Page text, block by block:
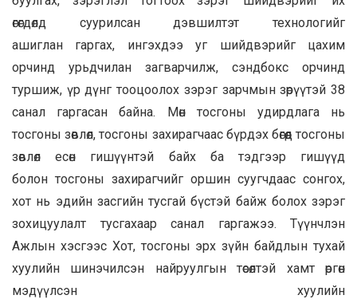
өгөгдөлд суурилсан дэвшилтэт технологийг
ашиглан гаргах, ингэхдээ уг шийдвэрийг цахим
орчинд урьдчилан загварчилж, сэндбокс орчинд
туршиж, үр дүнг тооцоолох зэрэг зарчмын зөрүүтэй 38
санал гаргасан байна. Мөн тосгоны удирдлага нь
тосгоны зөвлөл, тосгоны захирагчаас бүрдэх бөгөөд тосгоны
зөвлөл есөн гишүүнтэй байх ба тэдгээр гишүүд
болон тосгоны захирагчийг оршин суугчдаас сонгох,
хот нь эдийн засгийн тусгай бүстэй байж болох зэрэг
зохицуулалт тусгахаар санал гаргажээ. Түүнчлэн
Ажлын хэсгээс Хот, тосгоны эрх зүйн байдлын тухай
хуулийн шинэчилсэн найруулгын төсөлтэй хамт өргөн
мэдүүлсэн хуулийн